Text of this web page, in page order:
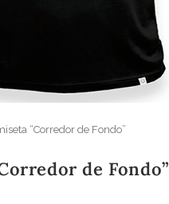
“Corredor de Fondo”
de Fondo”